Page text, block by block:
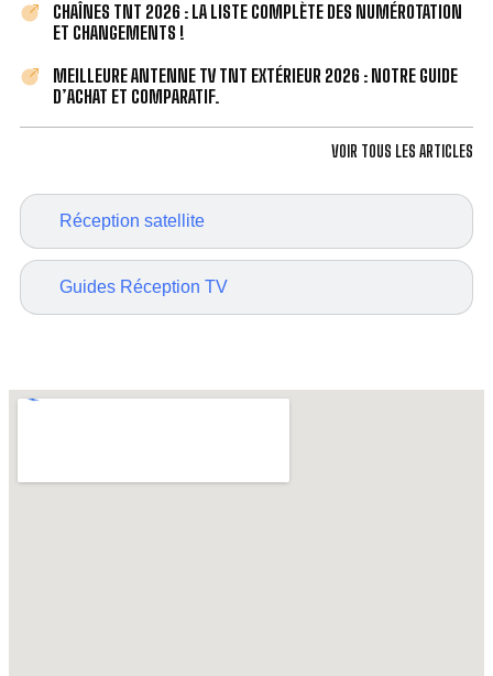
Réception satellite
Guides Réception TV
CHAÎNES TNT 2026 : LA LISTE COMPLÈTE DES NUMÉROTATION
ET CHANGEMENTS !
MEILLEURE ANTENNE TV TNT EXTÉRIEUR 2026 : NOTRE GUIDE
D’ACHAT ET COMPARATIF.
VOIR TOUS LES ARTICLES